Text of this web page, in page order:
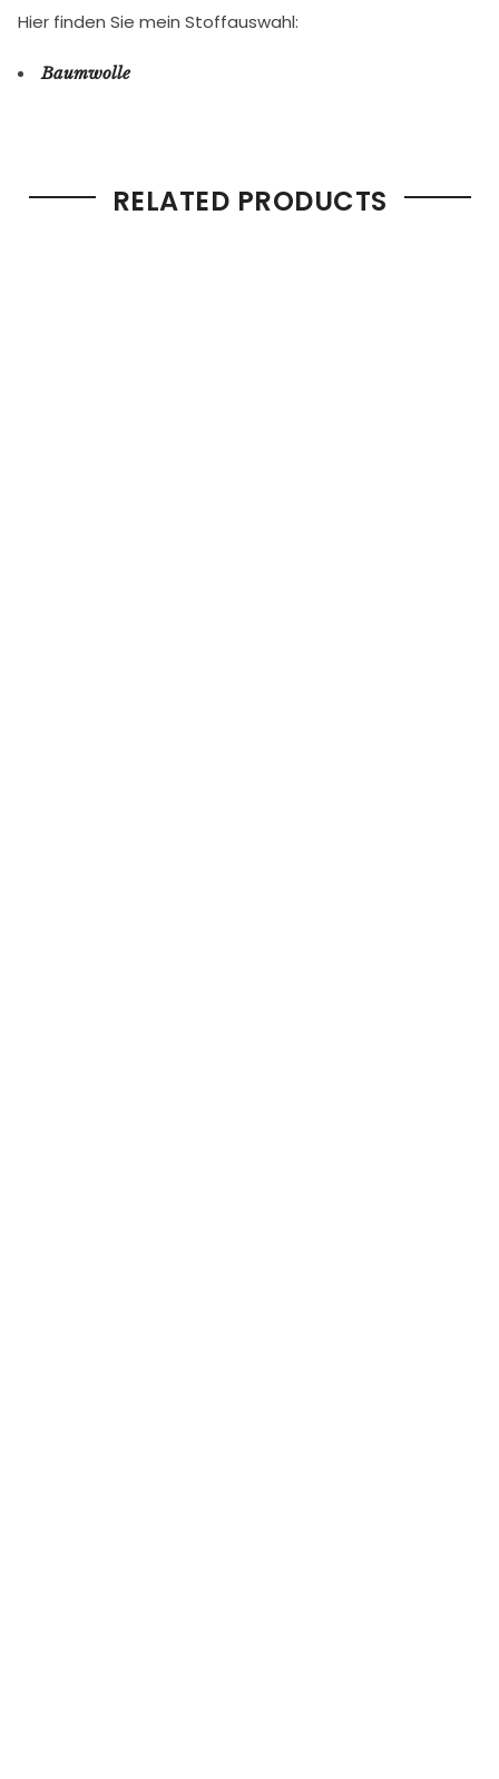
Hier finden Sie mein Stoffauswahl:
Baumwolle
RELATED PRODUCTS